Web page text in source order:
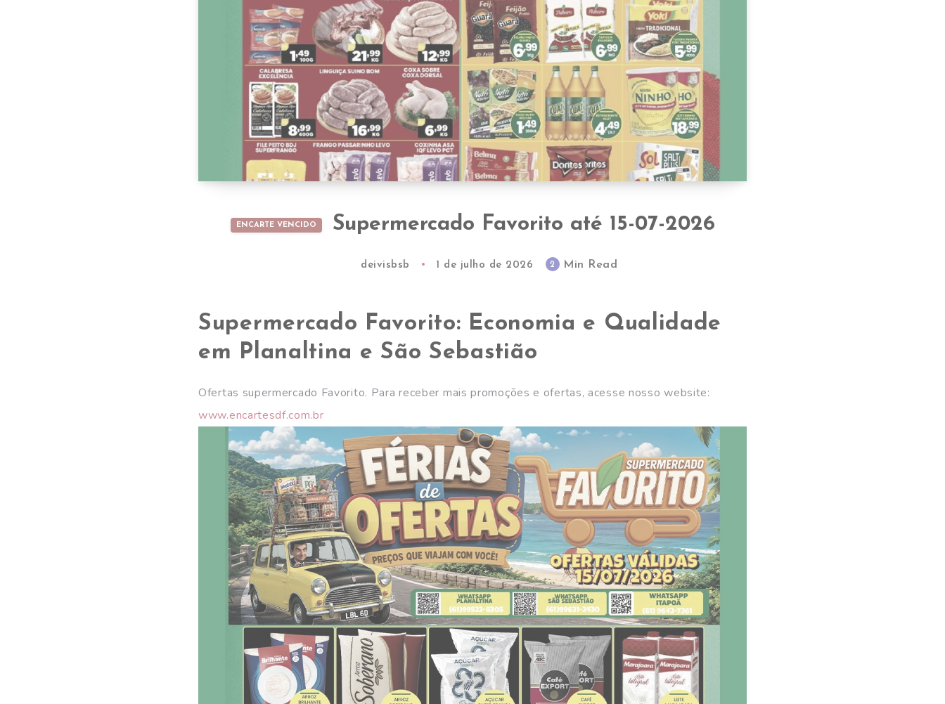
ENCARTE VENCIDO Supermercado Favorito até 15-07-2026
deivisbsb 1 de julho de 2026 2 Min Read
Supermercado Favorito: Economia e Qualidade
em Planaltina e São Sebastião
Ofertas supermercado Favorito. Para receber mais promoções e ofertas, acesse nosso website:
www.encartesdf.com.br